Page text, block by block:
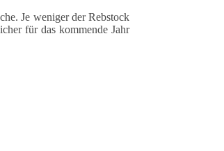
Je weniger der Rebstock
für das kommende Jahr